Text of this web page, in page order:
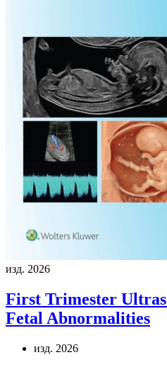
изд. 2026
First Trimester
Fetal Abnormalities
изд. 2026